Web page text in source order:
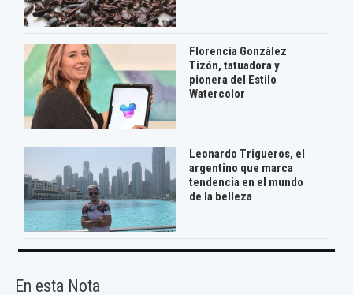
Florencia González
Tizón, tatuadora y
pionera del Estilo
Watercolor
Leonardo Trigueros, el
argentino que marca
tendencia en el mundo
de la belleza
En esta Nota